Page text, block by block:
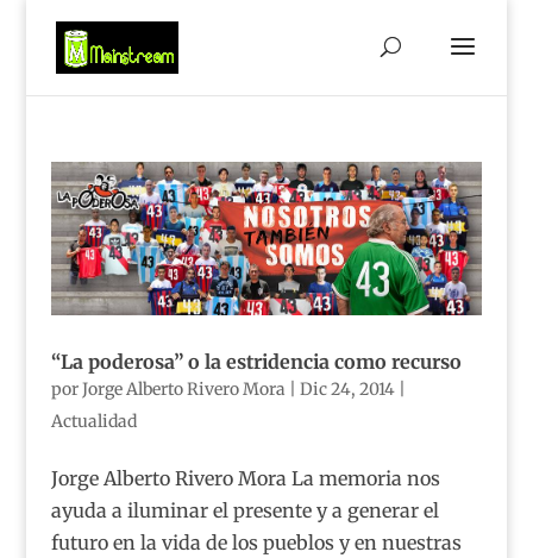
“La poderosa” o la estridencia como recurso
porJorge Alberto Rivero Mora Dic 24, 2014|
Actualidad
Jorge Alberto Rivero Mora La memoria nos
ayuda a iluminar el presente y a generar el
futuro en la vida de los pueblos y en nuestras